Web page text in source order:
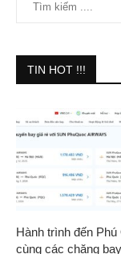
TIN HOT !!!
Hành trình đến Phú
cùng các chặng